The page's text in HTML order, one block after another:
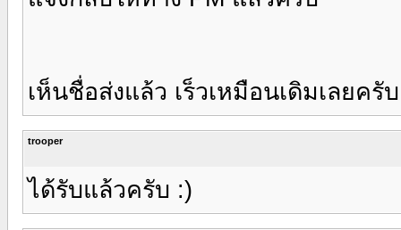
เห็นชื่อส่งแล้ว เร็วเหมือนเดิมเลยค
trooper
ได้รับแล้วครับ :)